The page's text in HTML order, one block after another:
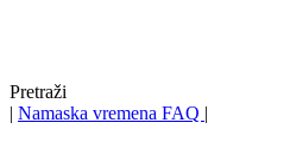
Pretraži
| Namaska vremena FAQ |